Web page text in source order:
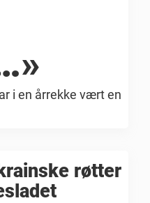
i en årrekke vært en
røtter